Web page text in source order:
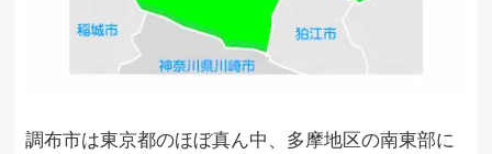
調布市は東京都のほぼ真ん中、多摩地区の南東部に